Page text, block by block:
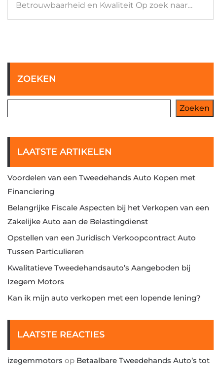
Betrouwbaarheid en Kwaliteit Op zoek naar…
ZOEKEN
Zoeken
LAATSTE ARTIKELEN
Voordelen van een Tweedehands Auto Kopen met
Financiering
Belangrijke Fiscale Aspecten bij het Verkopen van een
Zakelijke Auto aan de Belastingdienst
Opstellen van een Juridisch Verkoopcontract Auto
Tussen Particulieren
Kwalitatieve Tweedehandsauto’s Aangeboden bij
Izegem Motors
Kan ik mijn auto verkopen met een lopende lening?
LAATSTE REACTIES
izegemmotors op Betaalbare Tweedehands Auto’s tot